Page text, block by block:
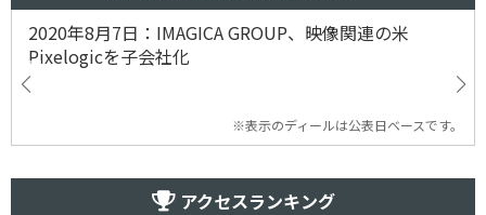
2020年8月7日：IMAGICA GROUP、映像関連の米
Pixelogicを子会社化
※表示のディールは公表日ベースです。
アクセスランキング